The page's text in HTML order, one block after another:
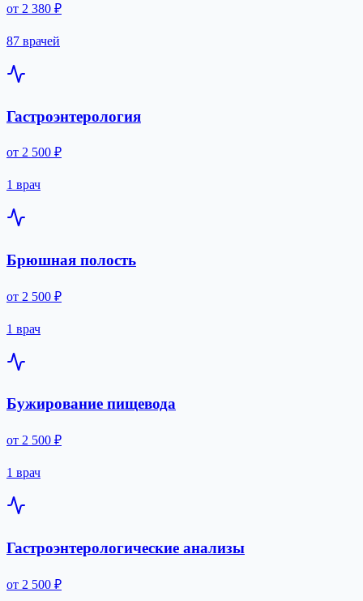
от 2 380 ₽
87 врачей
Гастроэнтерология
от 2 500 ₽
1 врач
Брюшная полость
от 2 500 ₽
1 врач
Бужирование пищевода
от 2 500 ₽
1 врач
Гастроэнтерологические анализы
от 2 500 ₽